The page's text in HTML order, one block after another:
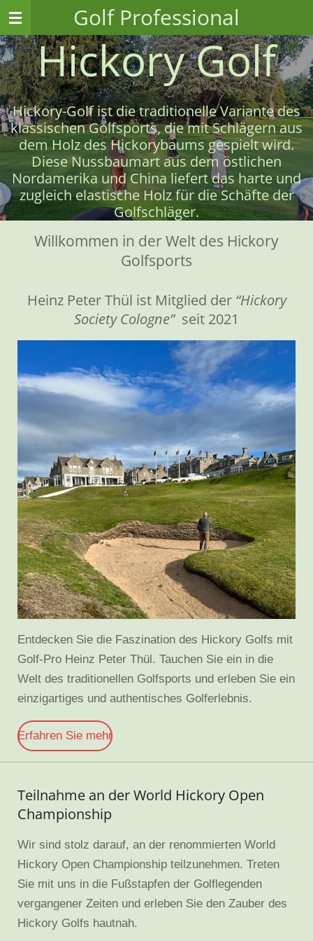
Zum
Hauptinhalt
springen
Golf Professional
Hickory Golf
Hickory-Golf ist die traditionelle Variante des
klassischen Golfsports, die mit Schlägern aus
dem Holz des Hickorybaums gespielt wird.
Diese Nussbaumart aus dem östlichen
Nordamerika und China liefert das harte und
zugleich elastische Holz für die Schäfte der
Golfschläger.
Willkommen in der Welt des Hickory
Golfsports
Heinz Peter Thül ist Mitglied der “Hickory
Society Cologne” seit 2021
Entdecken Sie die Faszination des Hickory Golfs mit
Golf-Pro Heinz Peter Thül. Tauchen Sie ein in die
Welt des traditionellen Golfsports und erleben Sie ein
einzigartiges und authentisches Golferlebnis.
Erfahren Sie mehr
Teilnahme an der World Hickory Open
Championship
Wir sind stolz darauf, an der renommierten World
Hickory Open Championship teilzunehmen. Treten
Sie mit uns in die Fußstapfen der Golflegenden
vergangener Zeiten und erleben Sie den Zauber des
Hickory Golfs hautnah.